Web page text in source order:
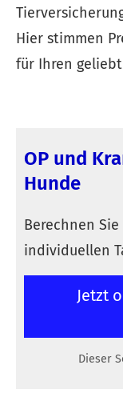
Hier stimmen
für Ihren
OP und
Hunde
Berechnen
individuellen
Jetzt
Dieser